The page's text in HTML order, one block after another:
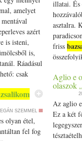
kukorica,
gyömbér,
a testedben a
egyfajta összehúzó,
kisült ételek, túlzott
öntisztító folyamatait
ájurvédikus
a szervezet
emésztést segítő,
Segít az emésztést
nagyon jó ilyenkor a
tartok belőle a
aloé és az
amelyet
azért
is isteni,
is,
Ráadásul
csak
appeared
SZEMMEL
olyan étel,
fel fog
illatai. És
asztalra.
friss
falat, és
textúrája, a
falat a
szellővel
Aglio e
olaszok
Az aglio
Ez a két